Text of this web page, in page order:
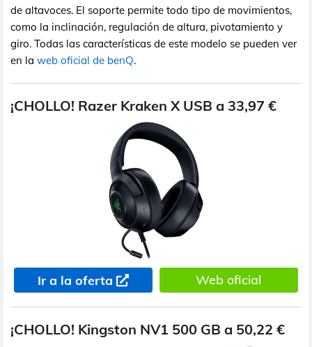
de altavoces. El soporte permite todo tipo de movimientos,
como la inclinación, regulación de altura, pivotamiento y
giro. Todas las características de este modelo se pueden ver
en la web oficial de benQ.
¡CHOLLO! Razer Kraken X USB a 33,97 €
Ir a la oferta Web oficial
¡CHOLLO! Kingston NV1 500 GB a 50,22 €